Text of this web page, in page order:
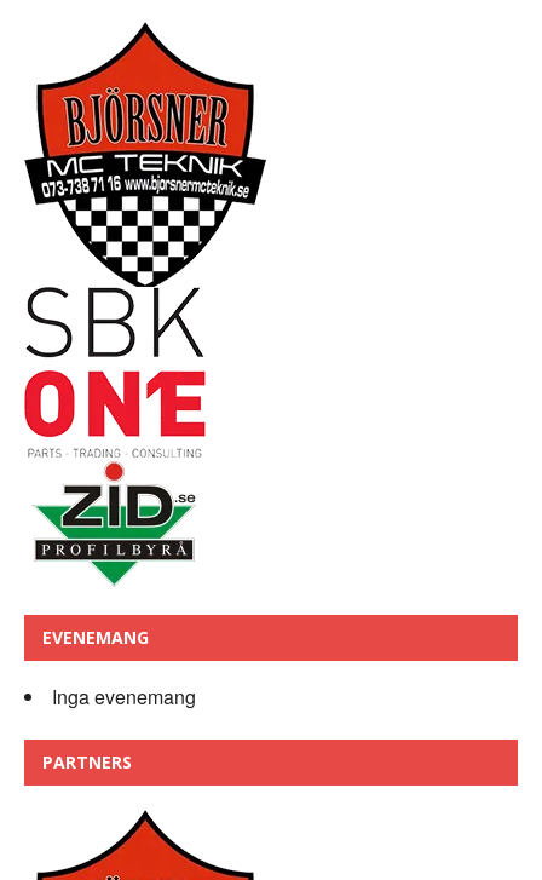
EVENEMANG
Inga evenemang
PARTNERS